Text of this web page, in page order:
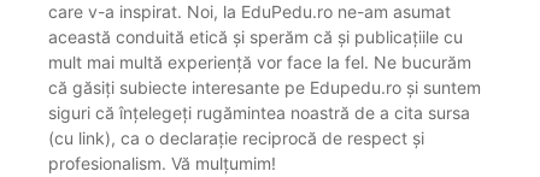
care v-a inspirat. Noi, la EduPedu.ro ne-am asumat
această conduită etică și sperăm că și publicațiile cu
mult mai multă experiență vor face la fel. Ne bucurăm
că găsiți subiecte interesante pe Edupedu.ro și suntem
siguri că înțelegeți rugămintea noastră de a cita sursa
(cu link), ca o declarație reciprocă de respect și
profesionalism. Vă mulțumim!